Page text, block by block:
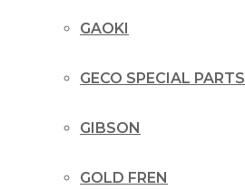
GAOKI
GECO SPECIAL PARTS
GIBSON
GOLD FREN